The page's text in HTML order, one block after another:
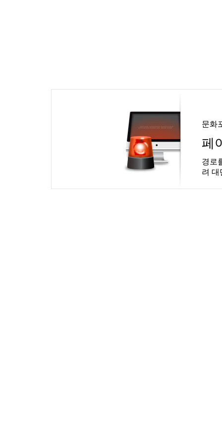
문화
페
경로
려 대